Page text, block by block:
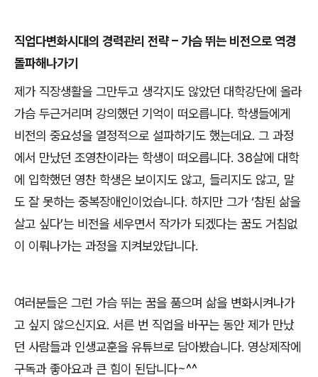
직업다변화시대의 경력관리 전략–가슴 뛰는 비전으로 역경
돌파해나가기
제가 직장생활을 그만두고 생각지도 않았던 대학강단에 올라
가슴 두근거리며 강의했던 기억이 떠오릅니다. 학생들에게
비전의 중요성을 열정적으로 설파하기도 했는데요. 그 과정
에서 만났던 조영찬이라는 학생이 떠오릅니다. 38살에 대학
에 입학했던 영찬 학생은 보이지도 않고 들리지도 않고 말
도 잘 못하는 중복장애인이었습니다. 하지만 그가‘참된 삶을
살고 싶다’는 비전을 세우면서 작가가 되겠다는 꿈도 거침없
이 이뤄나가는 과정을 지켜보았답니다.
여러분들은 그런 가슴 뛰는 꿈을 품으며 삶을 변화시켜나가
고 싶지 않으신지요. 서른 번 직업을 바꾸는 동안 제가 만났
던 사람들과 인생교훈을 유튜브로 담아봤습니다. 영상제작에
구독과 좋아요과 큰 힘이 된답니다~^^